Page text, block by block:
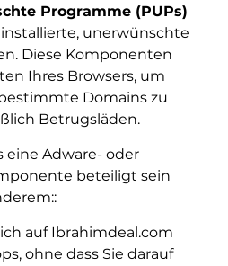
Programme (PUPs)
unerwünschte
Diese Komponenten
Ihres Browsers, um
Domains zu
Betrugsläden.
eine Adware- oder
beteiligt sein
auf Ibrahimdeal.com
ohne dass Sie darauf